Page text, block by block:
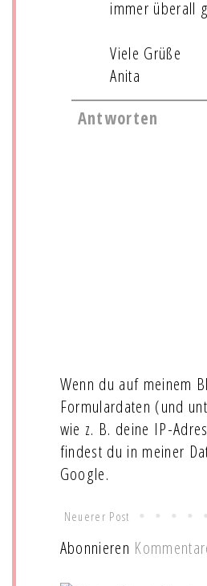
immer überall
Viele Grüße
Anita
Antworten
Wenn du auf meinem
Formulardaten (und
wie z. B. deine IP-
findest du in meiner
Google.
Neuerer Post
Abonnieren